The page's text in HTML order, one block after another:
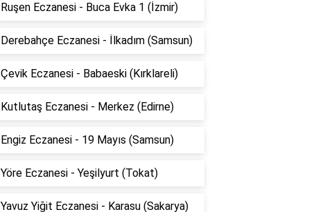
Ruşen Eczanesi - Buca Evka 1 (İzmir)
Derebahçe Eczanesi - İlkadım (Samsun)
Çevik Eczanesi - Babaeski (Kırklareli)
Kutlutaş Eczanesi - Merkez (Edirne)
Engiz Eczanesi - 19 Mayıs (Samsun)
Yöre Eczanesi - Yeşilyurt (Tokat)
Yavuz Yiğit Eczanesi - Karasu (Sakarya)